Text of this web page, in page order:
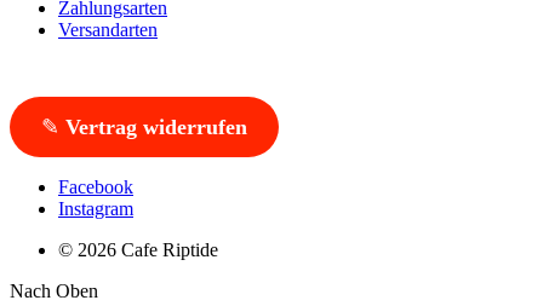
Zahlungsarten
Versandarten
✎ Vertrag widerrufen
Facebook
Instagram
© 2026 Cafe Riptide
Nach Oben